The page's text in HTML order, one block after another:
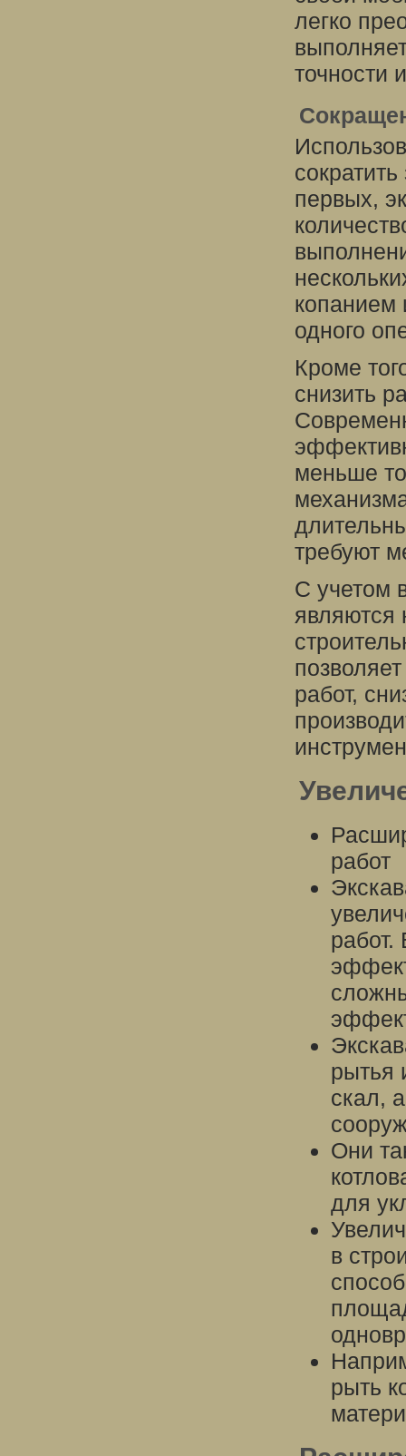
легко
точности
первых,
копанием
одного
Кроме
снизить
меньше
требуют
С учетом
являются
работ,
работ
рытья
скал,
Они
для
в
рыть